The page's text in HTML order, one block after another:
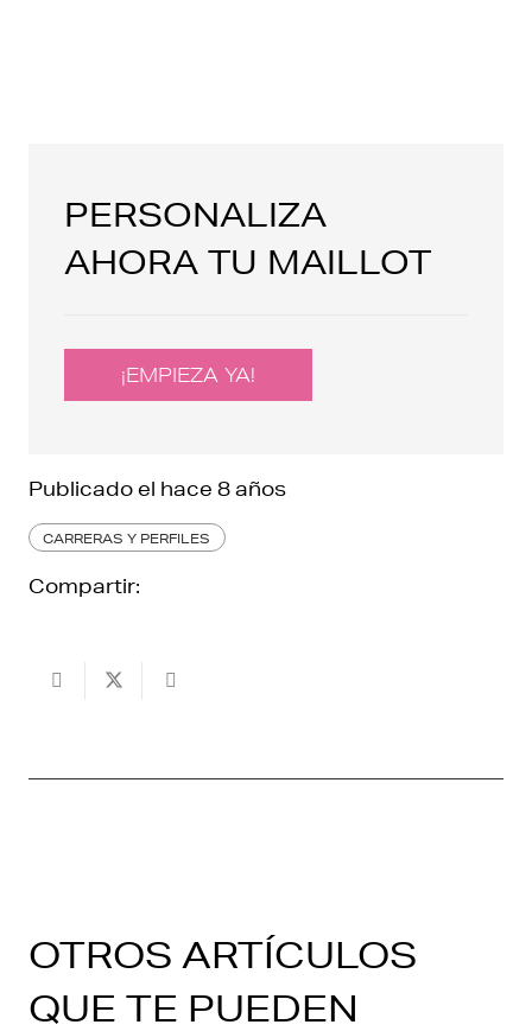
PERSONALIZA
AHORA TU MAILLOT
¡EMPIEZA YA!
Publicado el hace 8 años
CARRERAS Y PERFILES
Compartir:
OTROS ARTÍCULOS
QUE TE PUEDEN